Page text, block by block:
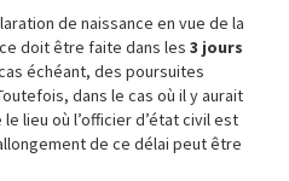
de naissance en vue de la
doit être faite dans les 3 jours
échéant, des poursuites
dans le cas où il y aurait
lieu où l’officier d’état civil est
de ce délai peut être